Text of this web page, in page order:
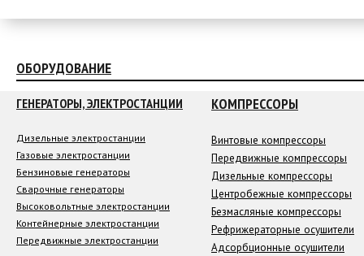
ОБОРУДОВАНИЕ
ГЕНЕРАТОРЫ, ЭЛЕКТРОСТАНЦИИ
Дизельные электростанции
Газовые электростанции
Бензиновые генераторы
Сварочные генераторы
Высоковольтные электростанции
Контейнерные электростанции
Передвижные электростанции
КОМПРЕССОРЫ
Винтовые компрессоры
Передвижные компрессоры
Дизельные компрессоры
Центробежные компрессоры
Безмасляные компрессоры
Рефрижераторные осушители
Адсорбционные осушители